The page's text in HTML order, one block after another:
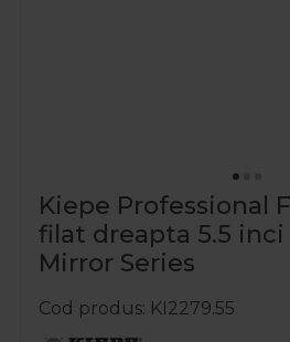
Kiepe Professional
filat dreapta 5.5 inci
Mirror Series
Cod produs KI2279.55